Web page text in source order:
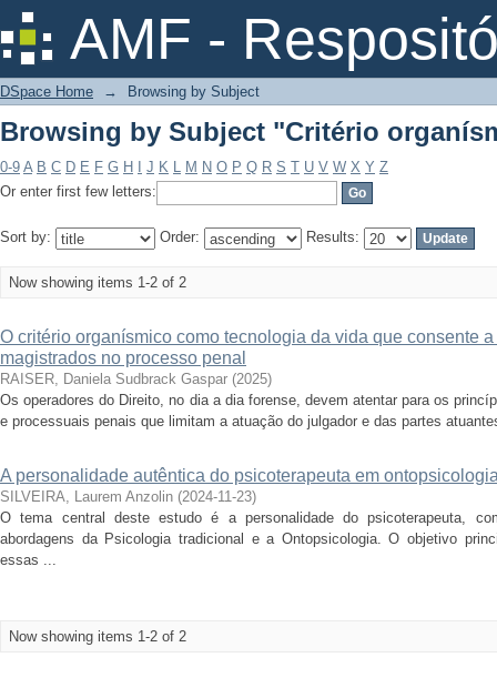
AMF -
Browsing by Subject "Critério
DSpace Home → Browsing by Subject
Browsing by Subject "Critério
0-9 A B C D E F G H J K L M N O P Q R S T U V W X Y Z
Or enter first few letters:
Sort by: Order: Results:
Now showing items 1-2 of 2
O critério organísmico como tecnologia da vida que consente
magistrados no processo penal
RAISER, Daniela Sudbrack Gaspar (2025)
Os operadores do Direito, no dia a dia forense, devem atentar para os
e processuais penais que limitam a atuação do julgador e das partes
A personalidade autêntica do psicoterapeuta em
SILVEIRA, Laurem Anzolin (2024-11-23)
O tema central deste estudo é a personalidade do psicoterapeuta,
abordagens da Psicologia tradicional e a Ontopsicologia. O objetivo
essas ...
Now showing items 1-2 of 2